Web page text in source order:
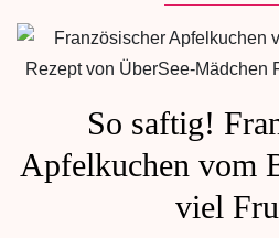
So saftig!
Apfelkuchen vom
viel